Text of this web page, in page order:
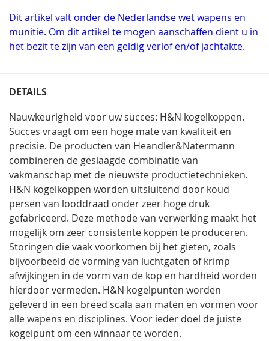
Dit artikel valt onder de Nederlandse wet wapens en
munitie. Om dit artikel te mogen aanschaffen dient u in
het bezit te zijn van een geldig verlof en/of jachtakte.
DETAILS
Nauwkeurigheid voor uw succes: H&N kogelkoppen.
Succes vraagt om een hoge mate van kwaliteit en
precisie. De producten van Heandler&Natermann
combineren de geslaagde combinatie van
vakmanschap met de nieuwste productietechnieken.
H&N kogelkoppen worden uitsluitend door koud
persen van looddraad onder zeer hoge druk
gefabriceerd. Deze methode van verwerking maakt het
mogelijk om zeer consistente koppen te produceren.
Storingen die vaak voorkomen bij het gieten, zoals
bijvoorbeeld de vorming van luchtgaten of krimp
afwijkingen in de vorm van de kop en hardheid worden
hierdoor vermeden. H&N kogelpunten worden
geleverd in een breed scala aan maten en vormen voor
alle wapens en disciplines. Voor ieder doel de juiste
kogelpunt om een winnaar te worden.